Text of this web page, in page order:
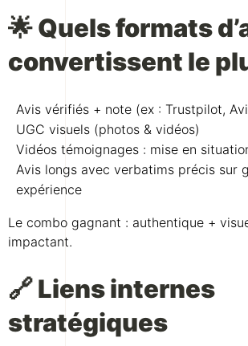
🌟 Quels formats
convertissent le
Avis vérifiés + note (ex : Trustpilot,
UGC visuels (photos & vidéos)
Vidéos témoignages : mise en
Avis longs avec verbatims précis sur
expérience
Le combo gagnant : authentique +
impactant.
🔗 Liens internes
stratégiques